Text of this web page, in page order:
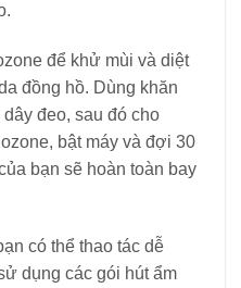
để khử mùi và diệt
đồng hồ. Dùng khăn
đeo, sau đó cho
bật máy và đợi 30
bạn sẽ hoàn toàn bay
có thể thao tác dễ
dụng các gói hút ẩm